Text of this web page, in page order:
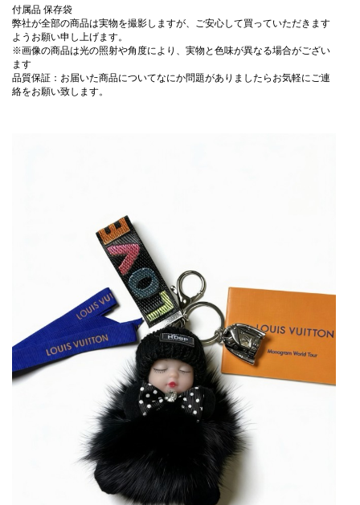
付属品 保存袋
弊社が全部の商品は実物を撮影しますが、ご安心して買っていただきます
ようお願い申し上げます。
※画像の商品は光の照射や角度により、実物と色味が異なる場合がござい
ます
品質保証：お届いた商品についてなにか問題がありましたらお気軽にご連
絡をお願い致します。